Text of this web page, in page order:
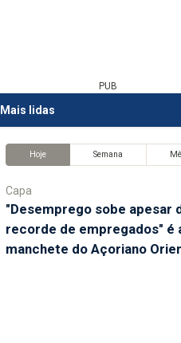
PUB
Mais lidas
Hoje Semana
Capa
"Desemprego sobe apesar
recorde de empregados" é
manchete do Açoriano